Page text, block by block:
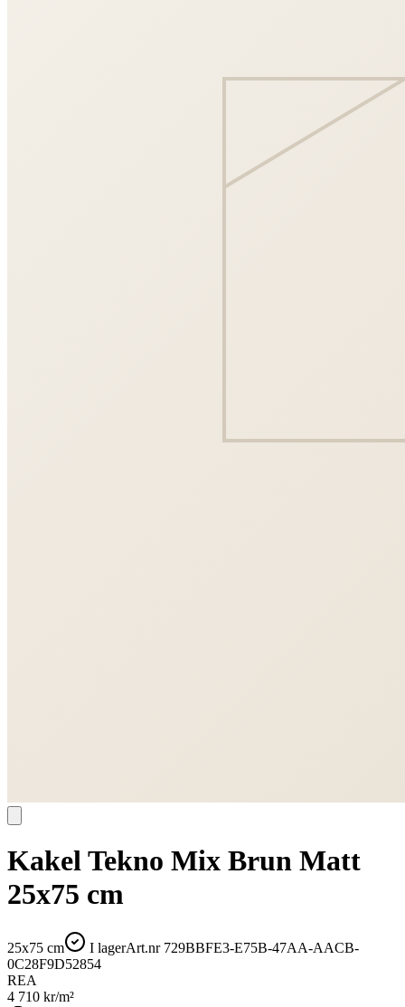
Kakel Tekno Mix Brun Matt
25x75 cm
25x75 cm I lagerArt.nr 729BBFE3-E75B-47AA-AACB-
0C28F9D52854
REA
4 710 kr/m²